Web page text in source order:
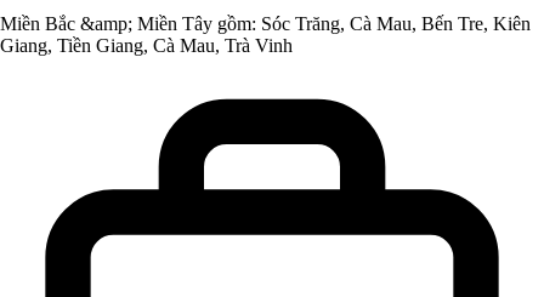
Miền Bắc &amp; Miền Tây gồm: Sóc Trăng, Cà Mau, Bến Tre, Kiên
Giang, Tiền Giang, Cà Mau, Trà Vinh